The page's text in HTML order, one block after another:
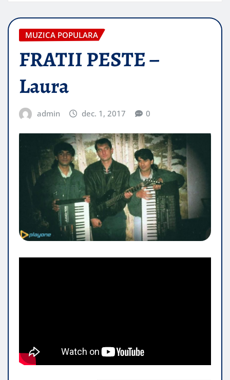
MUZICA POPULARA
FRATII PESTE –
Laura
admin dec. 1, 2017 0